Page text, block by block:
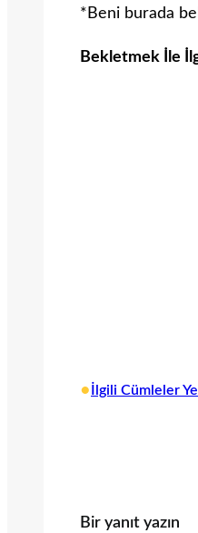
*Beni burada
Bekletmek İle
• İlgili Cümleler
Bir yanıt yazın